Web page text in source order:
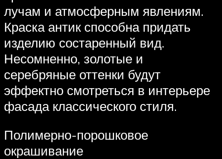
лучам и атмосферным явлениям.
Краска антик способна придать
изделию состаренный вид.
Несомненно, золотые и
серебряные оттенки будут
эффектно смотреться в интерьере
фасада классического стиля.
Полимерно-порошковое
окрашивание